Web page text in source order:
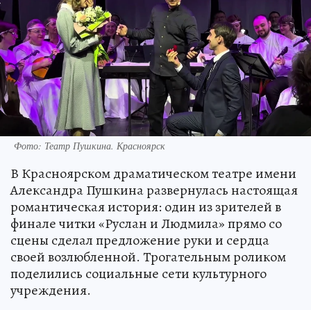
Фото: Театр Пушкина. Красноярск
В Красноярском драматическом театре имени
Александра Пушкина развернулась настоящая
романтическая история: один из зрителей в
финале читки «Руслан и Людмила» прямо со
сцены сделал предложение руки и сердца
своей возлюбленной. Трогательным роликом
поделились социальные сети культурного
учреждения.